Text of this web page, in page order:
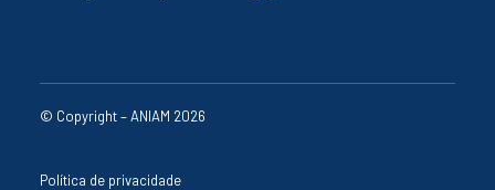
© Copyright – ANIAM 2026
Política de privacidade